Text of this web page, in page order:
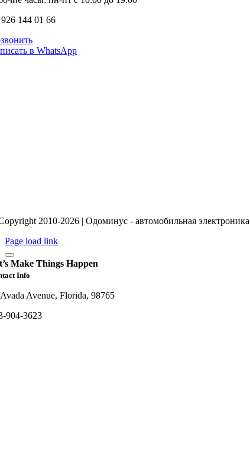
144 01 66
в WhatsApp
2010-2026 | Одоминус - автомобильная электроника
Page load link
Make Things Happen
Info
Avenue, Florida, 98765
904-3623